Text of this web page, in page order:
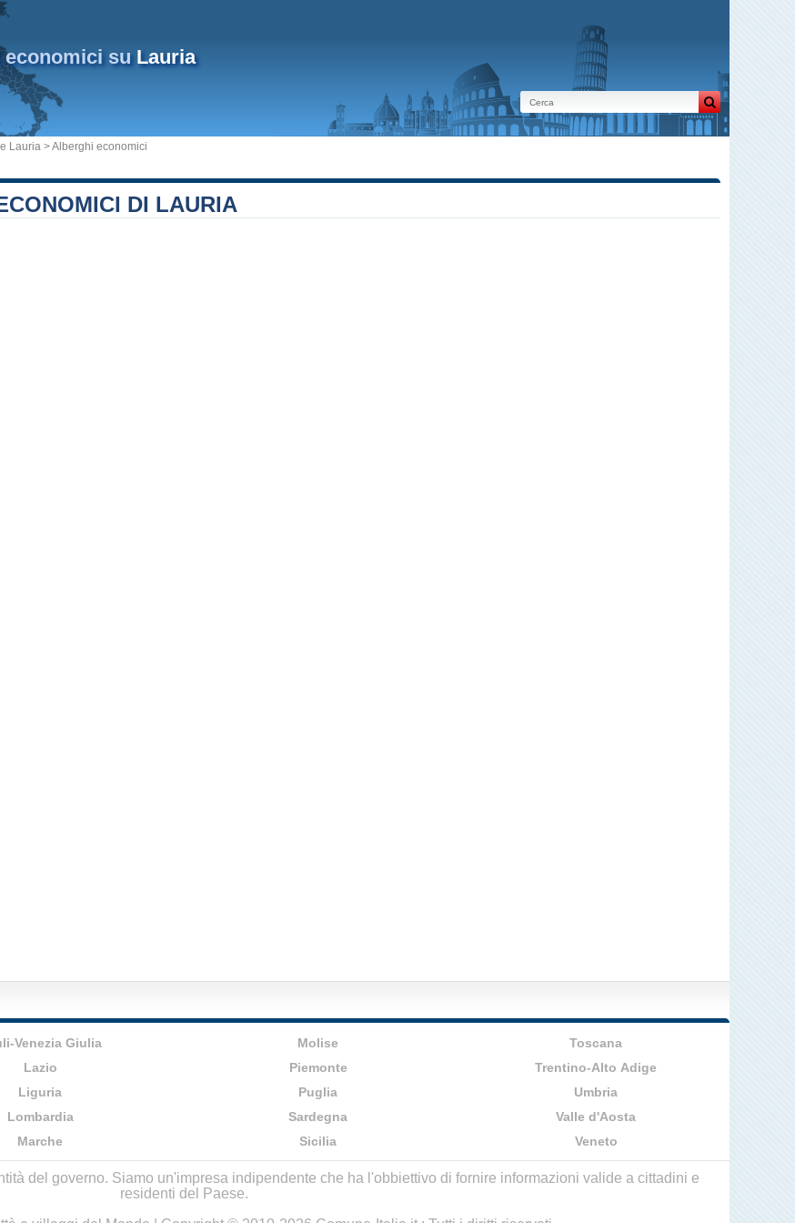
suLauria
Lauria > Alberghi economici
DI LAURIA
Venezia Giulia
Lazio
Liguria
Lombardia
Marche
Molise
Piemonte
Puglia
Sardegna
Sicilia
Toscana
Trentino-Alto Adige
Umbria
Valle d'Aosta
Veneto
del governo. Siamo un'impresa indipendente che ha l'obbiettivo di fornire informazioni valide a cittadini e
residenti del Paese.